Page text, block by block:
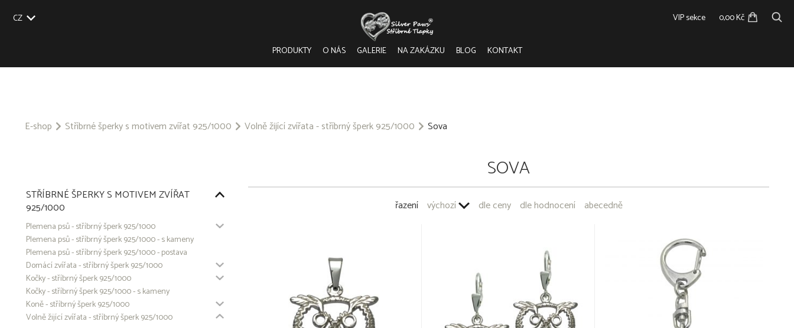
CZ
SK
VIP sekce 0,00 Kč
PRODUKTY O NÁS GALERIE NA ZAKÁZKU BLOG KONTAKT
E-shop Stříbrné šperky s motivem zvířat 925/1000 Volně žijící zvířata - stříbrný šperk 925/1000 Sova
STŘÍBRNÉ ŠPERKY S MOTIVEM ZVÍŘAT
925/1000
Plemena psů - stříbrný šperk 925/1000
Plemena psů - stříbrný šperk 925/1000 - s kameny
Plemena psů - stříbrný šperk 925/1000 - postava
Domácí zvířata - stříbrný šperk 925/1000
Kočky - stříbrný šperk 925/1000
Kočky - stříbrný šperk 925/1000 - s kameny
Koně - stříbrný šperk 925/1000
Volně žijící zvířata - stříbrný šperk 925/1000
SOVA
řazení výchozí dle ceny dle hodnocení abecedně